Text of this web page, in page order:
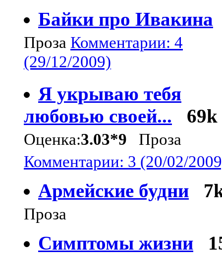
Байки про Ивакина
Проза Комментарии: 4
(29/12/2009)
Я укрываю тебя
любовью своей...
69k
Оценка:3.03*9 Проза
Комментарии: 3 (20/02/
Армейские будни
Проза
Симптомы жизни